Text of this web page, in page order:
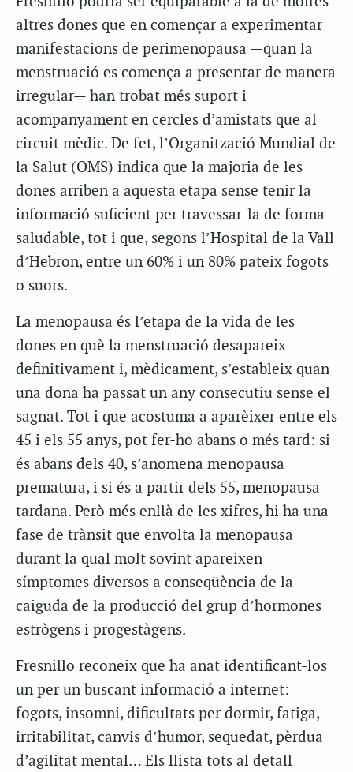
altres dones que en començar a experimentar
manifestacions de perimenopausa —quan la
menstruació es comença a presentar de manera
irregular— han trobat més suport i
acompanyament en cercles d’amistats que al
circuit mèdic. De fet, l’Organització Mundial de
la Salut (OMS) indica que la majoria de les
dones arriben a aquesta etapa sense tenir la
informació suficient per travessar-la de forma
saludable, tot i que, segons l’Hospital de la Vall
d’Hebron, entre un 60% i un 80% pateix fogots
o suors.
La menopausa és l’etapa de la vida de les
dones en què la menstruació desapareix
definitivament i, mèdicament, s’estableix quan
una dona ha passat un any consecutiu sense el
sagnat. Tot i que acostuma a aparèixer entre els
45 i els 55 anys, pot fer-ho abans o més tard: si
és abans dels 40, s’anomena menopausa
prematura, i si és a partir dels 55, menopausa
tardana. Però més enllà de les xifres, hi ha una
fase de trànsit que envolta la menopausa
durant la qual molt sovint apareixen
símptomes diversos a conseqüència de la
caiguda de la producció del grup d’hormones
estrògens i progestàgens.
Fresnillo reconeix que ha anat identificant-los
un per un buscant informació a internet:
fogots, insomni, dificultats per dormir, fatiga,
irritabilitat, canvis d’humor, sequedat, pèrdua
d’agilitat mental… Els llista tots al detall